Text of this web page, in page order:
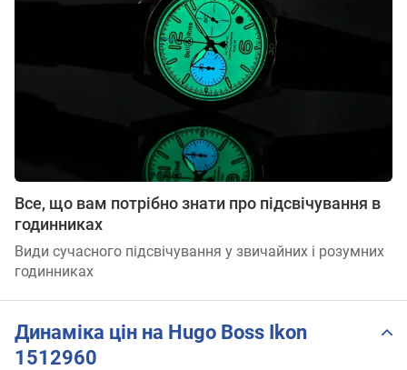
Все, що вам потрібно знати про підсвічування в
годинниках
Види сучасного підсвічування у звичайних і розумних
годинниках
Динаміка цін на Hugo Boss Ikon
1512960